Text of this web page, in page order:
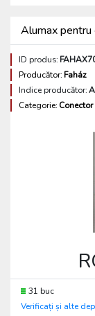
Alumax pentru
ID produs:
Producător:Faház
Indice producător:
Categorie:
31 buc
Verificați și alte